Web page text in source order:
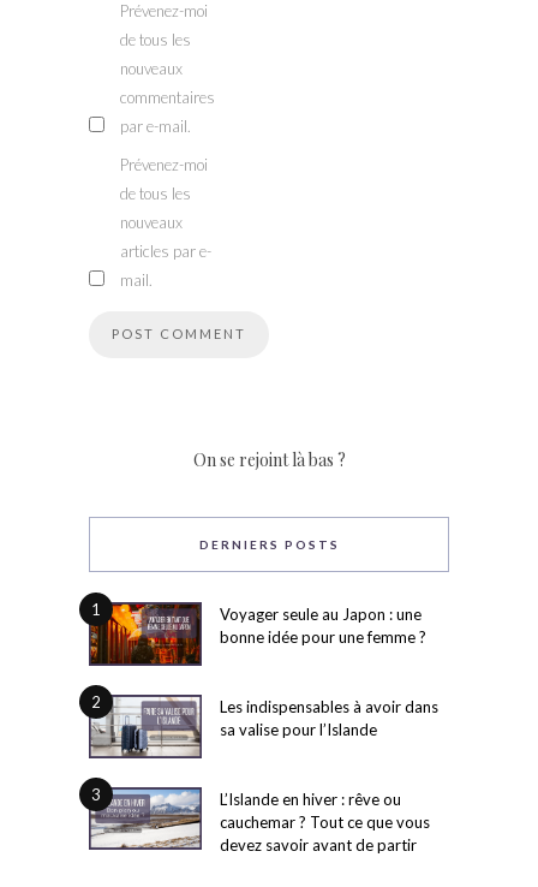
Prévenez-moi
de tous les
nouveaux
commentaires
par e-mail.
Prévenez-moi
de tous les
nouveaux
articles par e-
mail.
On se rejoint là bas ?
DERNIERS POSTS
1
Voyager seule au Japon : une
bonne idée pour une femme ?
2
Les indispensables à avoir dans
sa valise pour l’Islande
3
L’Islande en hiver : rêve ou
cauchemar ? Tout ce que vous
devez savoir avant de partir